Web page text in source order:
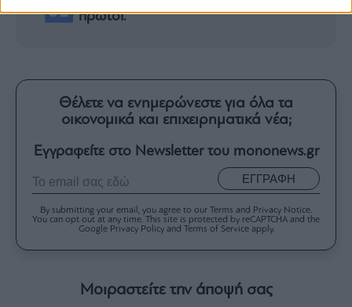
πρώτοι.
Θέλετε να ενημερώνεστε για όλα τα
οικονομικά και επιχειρηματικά νέα;
Εγγραφείτε στο Newsletter του mononews.gr
ΕΓΓΡΑΦΗ
By submitting your email, you agree to our Terms and Privacy Notice.
You can opt out at any time. This site is protected by reCAPTCHA and the
Google Privacy Policy and Terms of Service apply.
Μοιραστείτε την άποψή σας